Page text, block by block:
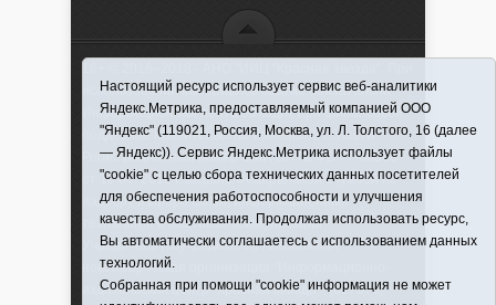
использовании материалов ссылка обязательна
Информационная лента выходит при финансовой
поддержке правительства Тюменской области
Регистрационный номер СМИ ЭЛ № ФС 77-66066
от 10.06. 2016 г. выдано Федеральной службой по
надзору в сфере связи, информационных
технологий и массовых коммуникаций.
Учредитель (соучредители) Автономная
некоммерческая организация "Информационно-
издательский центр "Красная звезда"" (627570,
Настоящий ресурс использует сервис веб-аналитики
Яндекс.Метрика, предоставляемый компанией ООО
"Яндекс" (119021, Россия, Москва, ул. Л. Толстого, 16 (далее
— Яндекс)). Сервис Яндекс.Метрика использует файлы
"cookie" с целью сбора технических данных посетителей
для обеспечения работоспособности и улучшения
качества обслуживания. Продолжая использовать ресурс,
Вы автоматически соглашаетесь с использованием данных
технологий.
Собранная при помощи "cookie" информация не может